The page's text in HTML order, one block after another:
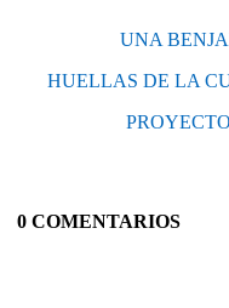
UNA
HUELLAS DE LA
0 COMENTARIOS